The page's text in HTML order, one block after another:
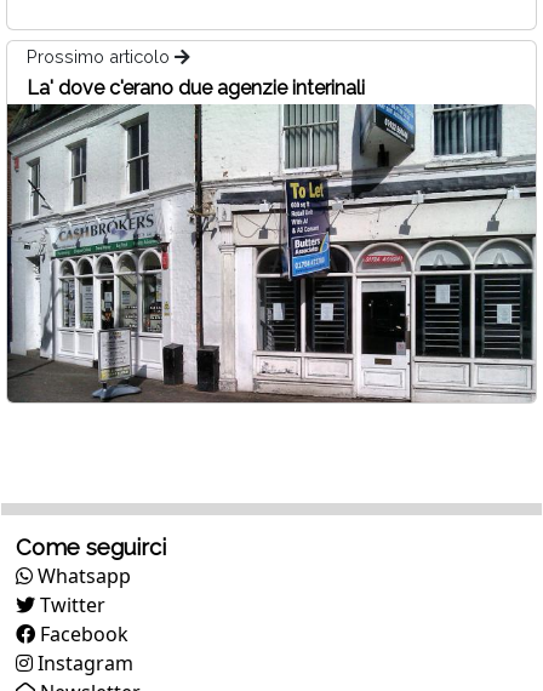
Prossimo articolo
La' dove c'erano due agenzie interinali
Come seguirci
Whatsapp
Twitter
Facebook
Instagram